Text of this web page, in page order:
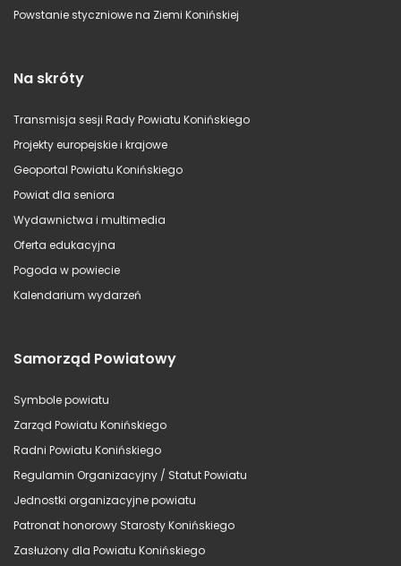
Powstanie styczniowe na Ziemi Konińskiej
Na skróty
Transmisja sesji Rady Powiatu Konińskiego
Projekty europejskie i krajowe
Geoportal Powiatu Konińskiego
Powiat dla seniora
Wydawnictwa i multimedia
Oferta edukacyjna
Pogoda w powiecie
Kalendarium wydarzeń
Samorząd Powiatowy
Symbole powiatu
Zarząd Powiatu Konińskiego
Radni Powiatu Konińskiego
Regulamin Organizacyjny / Statut Powiatu
Jednostki organizacyjne powiatu
Patronat honorowy Starosty Konińskiego
Zasłużony dla Powiatu Konińskiego